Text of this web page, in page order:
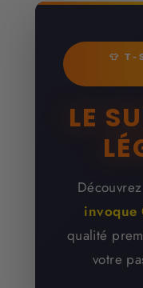
👕 T-
LE
invoque
qualité
votre